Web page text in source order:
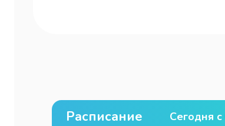
Расписание Сегодня с